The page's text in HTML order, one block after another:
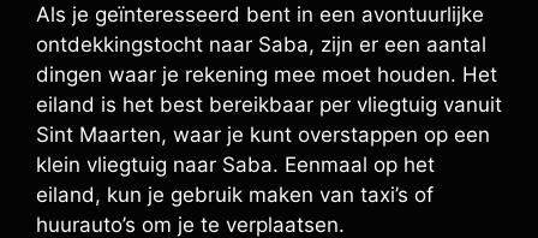
Als je geïnteresseerd bent in een avontuurlijke
ontdekkingstocht naar Saba, zijn er een aantal
dingen waar je rekening mee moet houden. Het
eiland is het best bereikbaar per vliegtuig vanuit
Sint Maarten, waar je kunt overstappen op een
klein vliegtuig naar Saba. Eenmaal op het
eiland, kun je gebruik maken van taxi’s of
huurauto’s om je te verplaatsen.